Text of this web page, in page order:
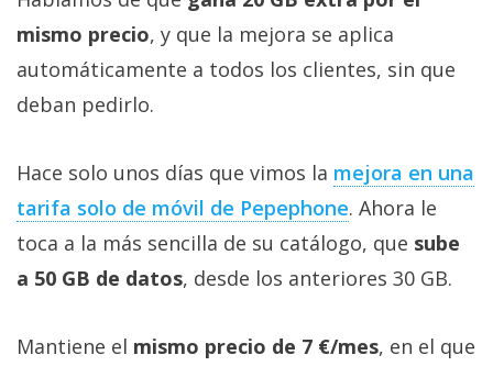
mismo precio, y que la mejora se aplica
automáticamente a todos los clientes, sin que
deban pedirlo.
Hace solo unos días que vimos la mejora en una
tarifa solo de móvil de Pepephone‎. Ahora le
toca a la más sencilla de su catálogo, que sube
a 50 GB de datos, desde los anteriores 30 GB.
Mantiene el mismo precio de 7 €/mes, en el que